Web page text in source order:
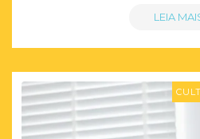
LEIA